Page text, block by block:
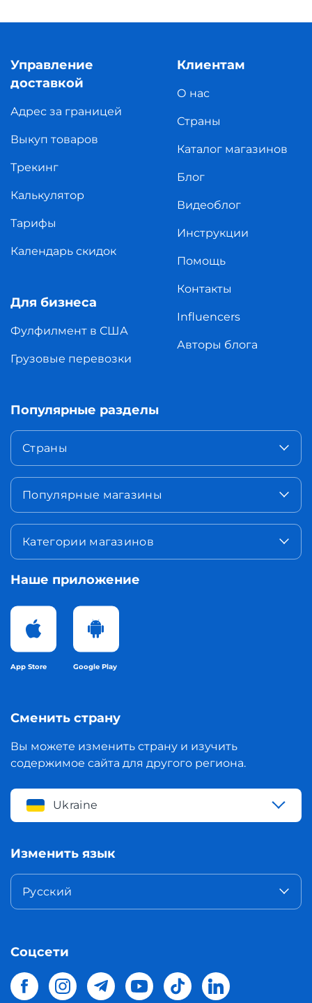
Управление
доставкой
Адрес за границей
Выкуп товаров
Трекинг
Калькулятор
Тарифы
Календарь скидок
Для бизнеса
Фулфилмент в США
Грузовые перевозки
Клиентам
О нас
Страны
Каталог магазинов
Блог
Видеоблог
Инструкции
Помощь
Контакты
Influencers
Авторы блога
Популярные разделы
Страны
Популярные магазины
Категории магазинов
Наше приложение
App Store Google Play
Сменить страну
Вы можете изменить страну и изучить
содержимое сайта для другого региона.
Ukraine
Изменить язык
Русский
Соцсети